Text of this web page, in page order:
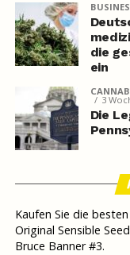
die
ein
3
Die
Kaufen Sie die besten
Original Sensible
Bruce Banner #3.